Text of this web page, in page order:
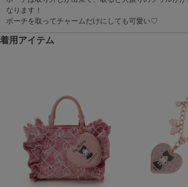
なります！
ポーチを取ってチャームだけにしても可愛い♡
着用アイテム